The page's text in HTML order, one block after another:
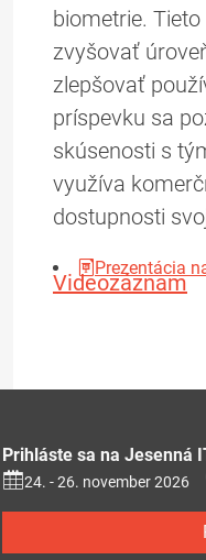
biometrie.
zvyšovať
zlepšovať
príspevku sa
skúsenosti s
využíva
dostupnosti
Videozáznam
Prezentácia
Prihláste sa na Jesenná
24. - 26. november 2026